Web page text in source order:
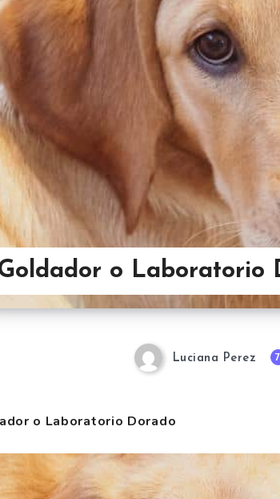
o Laboratorio
Luciana Perez 7
o Laboratorio Dorado